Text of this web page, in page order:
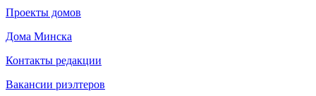
Проекты домов
Дома Минска
Контакты редакции
Вакансии риэлтеров